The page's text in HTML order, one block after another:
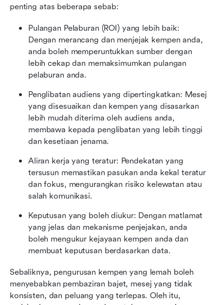
penting atas beberapa sebab:
Pulangan Pelaburan (ROI) yang lebih baik:
Dengan merancang dan menjejak kempen anda,
anda boleh memperuntukkan sumber dengan
lebih cekap dan memaksimumkan pulangan
pelaburan anda.
Penglibatan audiens yang dipertingkatkan: Mesej
yang disesuaikan dan kempen yang disasarkan
lebih mudah diterima oleh audiens anda,
membawa kepada penglibatan yang lebih tinggi
dan kesetiaan jenama.
Aliran kerja yang teratur: Pendekatan yang
tersusun memastikan pasukan anda kekal teratur
dan fokus, mengurangkan risiko kelewatan atau
salah komunikasi.
Keputusan yang boleh diukur: Dengan matlamat
yang jelas dan mekanisme penjejakan, anda
boleh mengukur kejayaan kempen anda dan
membuat keputusan berdasarkan data.
Sebaliknya, pengurusan kempen yang lemah boleh
menyebabkan pembaziran bajet, mesej yang tidak
konsisten, dan peluang yang terlepas. Oleh itu,